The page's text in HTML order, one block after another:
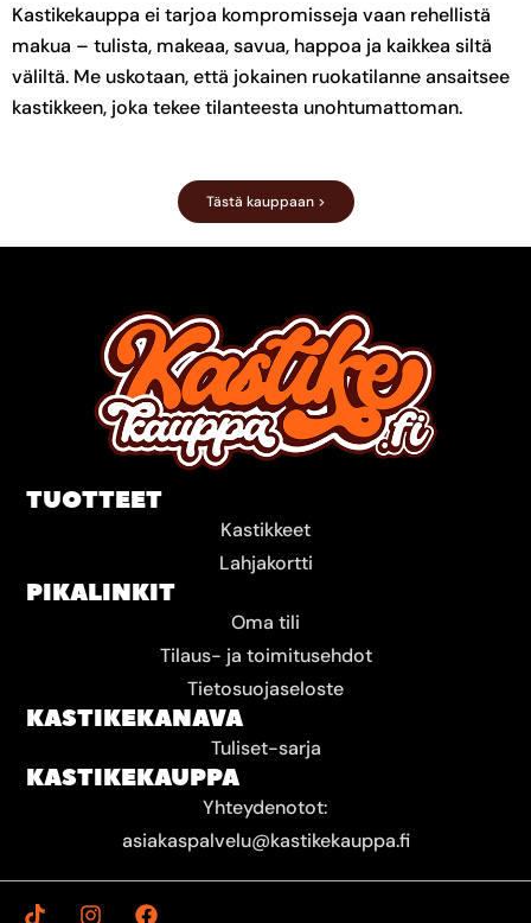
Kastikekauppa ei tarjoa kompromisseja vaan rehellistä
makua – tulista, makeaa, savua, happoa ja kaikkea siltä
väliltä. Me uskotaan, että jokainen ruokatilanne ansaitsee
kastikkeen, joka tekee tilanteesta unohtumattoman.
Tästä kauppaan >
TUOTTEET
Kastikkeet
Lahjakortti
PIKALINKIT
Oma tili
Tilaus- ja toimitusehdot
Tietosuojaseloste
KASTIKEKANAVA
Tuliset-sarja
KASTIKEKAUPPA
Yhteydenotot:
asiakaspalvelu@kastikekauppa.fi
T
I
F